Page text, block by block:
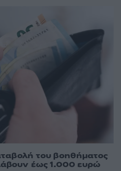
του βοηθήματος
έως 1.000 ευρώ